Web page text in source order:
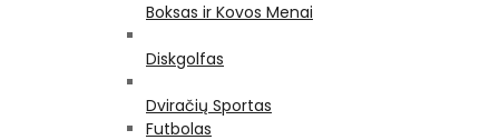
Boksas ir Kovos Menai
Diskgolfas
Dviračių Sportas
Futbolas